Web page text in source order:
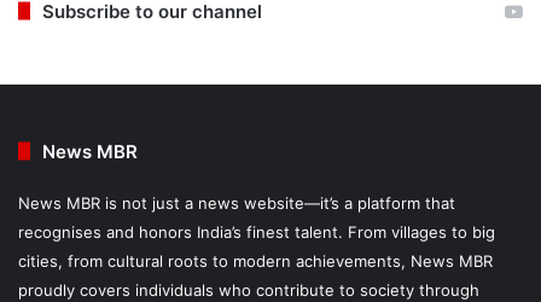
Subscribe to our channel
News MBR
News MBR is not just a news website—it’s a platform that
recognises and honors India’s finest talent. From villages to big
cities, from cultural roots to modern achievements, News MBR
proudly covers individuals who contribute to society through